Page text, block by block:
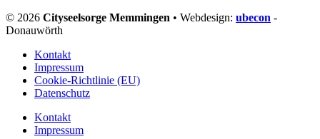
© 2026 Cityseelsorge Memmingen • Webdesign: ubecon -
Donauwörth
Kontakt
Impressum
Cookie-Richtlinie (EU)
Datenschutz
Kontakt
Impressum